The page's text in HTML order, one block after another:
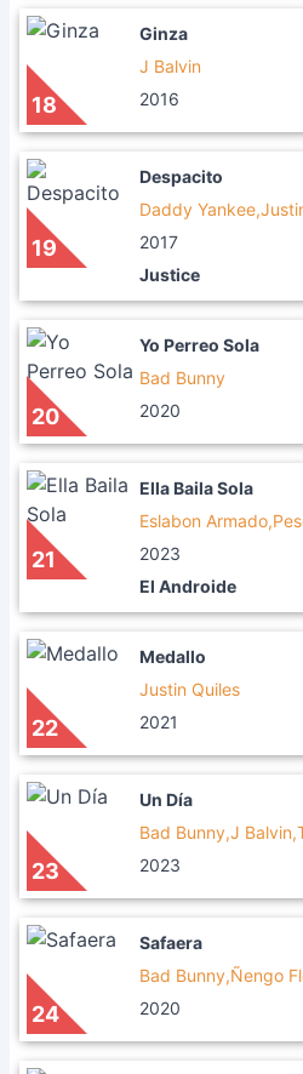
18
Ginza
J Balvin
2016
19
Despacito
Daddy
2017
Justice
20
Yo Perreo Sola
Bad Bunny
2020
21
Ella Baila Sola
Eslabon
2023
El Androide
22
Medallo
Justin Quiles
2021
23
Un Día
Bad Bunny,J
2023
24
Safaera
Bad Bunny,Ñengo
2020